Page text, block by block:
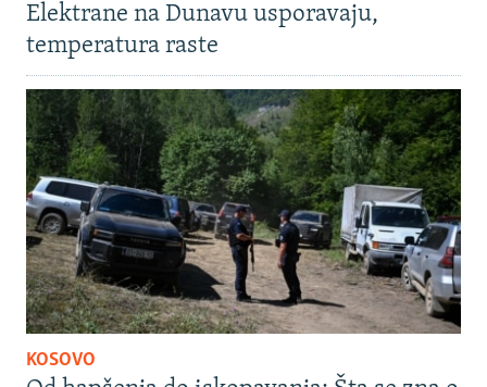
Elektrane na Dunavu usporavaju,
temperatura raste
KOSOVO